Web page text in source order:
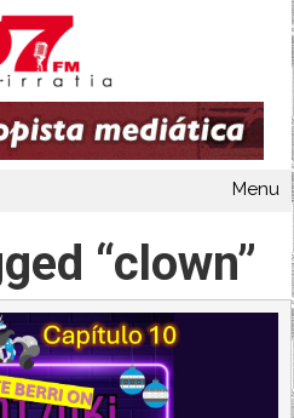
Menu
“clown”